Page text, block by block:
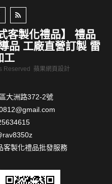
客製化禮品】 禮品
品 工廠直營訂製 雷
工
Reserved 蘋果網頁設計
大洲路372-2號
客製化禮品批發服務